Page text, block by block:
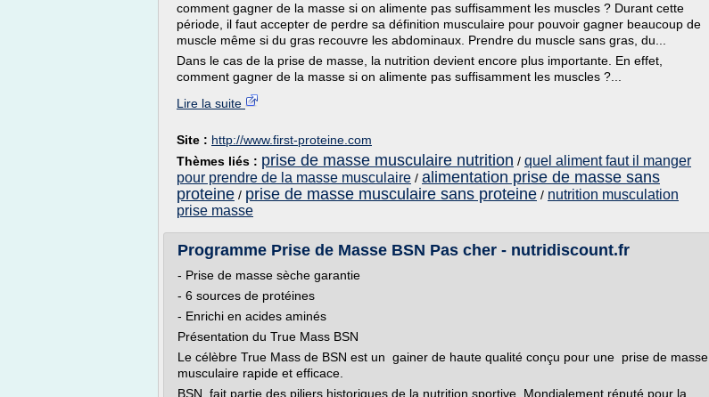
comment gagner de la masse si on alimente pas suffisamment les muscles ? Durant cette
période, il faut accepter de perdre sa définition musculaire pour pouvoir gagner beaucoup de
muscle même si du gras recouvre les abdominaux. Prendre du muscle sans gras, du...
Dans le cas de la prise de masse, la nutrition devient encore plus importante. En effet,
comment gagner de la masse si on alimente pas suffisamment les muscles ?...
Lire la suite
Site : http://www.first-proteine.com
Thèmes liés : prise de masse musculaire nutrition / quel aliment faut il manger
pour prendre de la masse musculaire / alimentation prise de masse sans
proteine / prise de masse musculaire sans proteine / nutrition musculation
prise masse
Programme Prise de Masse BSN Pas cher - nutridiscount.fr
- Prise de masse sèche garantie
- 6 sources de protéines
- Enrichi en acides aminés
Présentation du True Mass BSN
Le célèbre True Mass de BSN est un gainer de haute qualité conçu pour une prise de masse
musculaire rapide et efficace.
BSN fait partie des piliers historiques de la nutrition sportive. Mondialement réputé pour la